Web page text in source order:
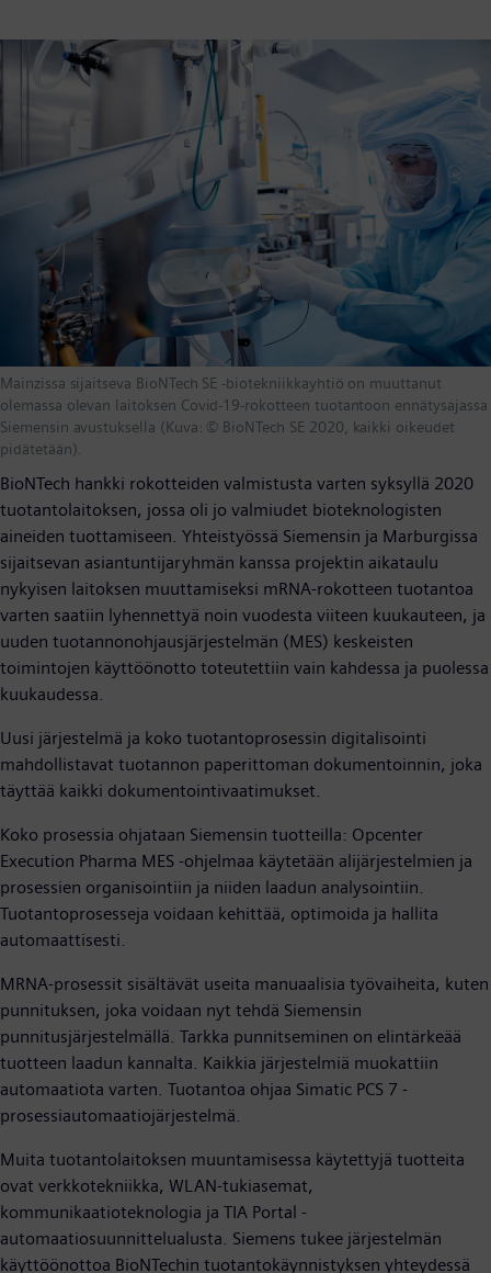
Mainzissa sijaitseva BioNTech SE -biotekniikkayhtiö on muuttanut
olemassa olevan laitoksen Covid-19-rokotteen tuotantoon ennätysajassa
Siemensin avustuksella (Kuva: © BioNTech SE 2020, kaikki oikeudet
pidätetään).
BioNTech hankki rokotteiden valmistusta varten syksyllä 2020
tuotantolaitoksen, jossa oli jo valmiudet bioteknologisten
aineiden tuottamiseen. Yhteistyössä Siemensin ja Marburgissa
sijaitsevan asiantuntijaryhmän kanssa projektin aikataulu
nykyisen laitoksen muuttamiseksi mRNA-rokotteen tuotantoa
varten saatiin lyhennettyä noin vuodesta viiteen kuukauteen, ja
uuden tuotannonohjausjärjestelmän (MES) keskeisten
toimintojen käyttöönotto toteutettiin vain kahdessa ja puolessa
kuukaudessa.
Uusi järjestelmä ja koko tuotantoprosessin digitalisointi
mahdollistavat tuotannon paperittoman dokumentoinnin, joka
täyttää kaikki dokumentointivaatimukset.
Koko prosessia ohjataan Siemensin tuotteilla: Opcenter
Execution Pharma MES -ohjelmaa käytetään alijärjestelmien ja
prosessien organisointiin ja niiden laadun analysointiin.
Tuotantoprosesseja voidaan kehittää, optimoida ja hallita
automaattisesti.
MRNA-prosessit sisältävät useita manuaalisia työvaiheita, kuten
punnituksen, joka voidaan nyt tehdä Siemensin
punnitusjärjestelmällä. Tarkka punnitseminen on elintärkeää
tuotteen laadun kannalta. Kaikkia järjestelmiä muokattiin
automaatiota varten. Tuotantoa ohjaa Simatic PCS 7 -
prosessiautomaatiojärjestelmä.
Muita tuotantolaitoksen muuntamisessa käytettyjä tuotteita
ovat verkkotekniikka, WLAN-tukiasemat,
kommunikaatioteknologia ja TIA Portal -
automaatiosuunnittelualusta. Siemens tukee järjestelmän
käyttöönottoa BioNTechin tuotantokäynnistyksen yhteydessä